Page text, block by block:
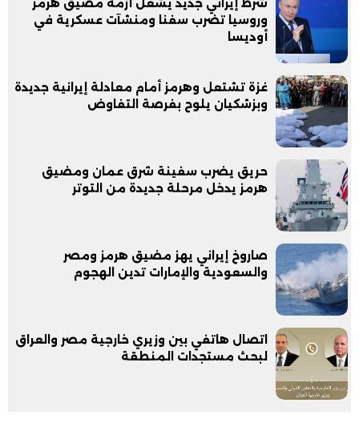
وروسيا تضرب سفنا ومنشآت عسكرية في
أوديسا
غزة تشتعل وهرمز أمام معادلة إيرانية جديدة
وبزشكيان يلوح بفرصة التفاوض
حريق يضرب سفينة شرق عمان ومضيق
هرمز يدخل مرحلة جديدة من التوتر
صاروخ إيراني يهز مضيق هرمز ومصر
والسعودية والإمارات تدين الهجوم
اتصال هاتفي بين وزيري خارجية مصر والعراق
لبحث مستجدات المنطقة